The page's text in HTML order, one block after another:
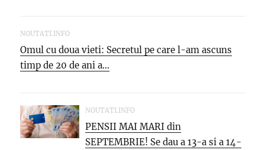
NOUTATI.INFO
Omul cu doua vieti: Secretul pe care l-am ascuns
timp de 20 de ani a...
NOUTATI.INFO
PENSII MAI MARI din
SEPTEMBRIE! Se dau a 13-a si a 14-